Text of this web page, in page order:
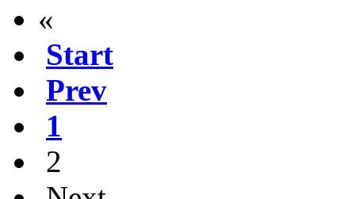
«
Start
Prev
1
2